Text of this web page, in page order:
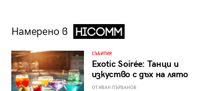
Намерено в
СЪБИТИЯ
Exotic Soirée: Танци и
изкуство с дъх на лято
ОТ ИВАН ПЪРВАНОВ